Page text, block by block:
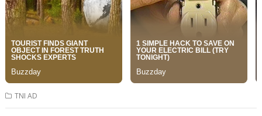
TNI AD